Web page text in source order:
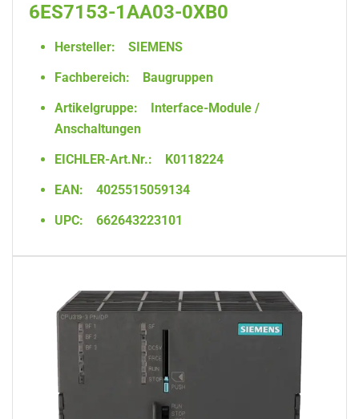
6ES7153-1AA03-0XB0
Hersteller:
SIEMENS
Fachbereich:
Baugruppen
Artikelgruppe:
Interface-Module /
Anschaltungen
EICHLER-Art.Nr.:
K0118224
EAN:
4025515059134
UPC:
662643223101